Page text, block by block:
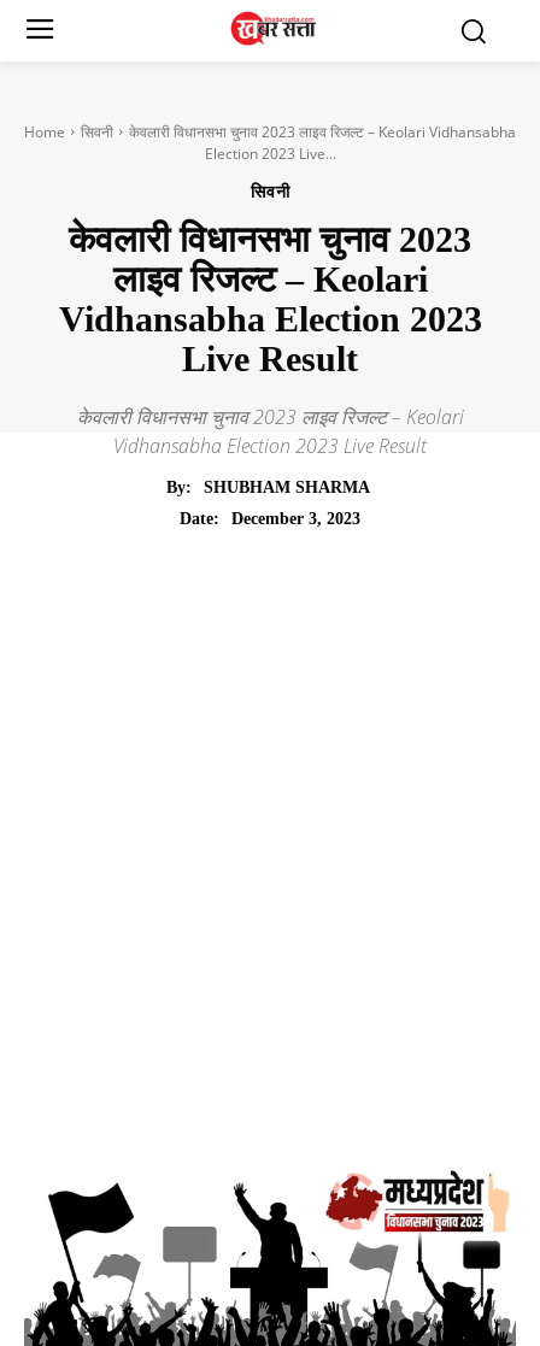
Home सिवनी
केवलारी विधानसभा चुनाव 2023 लाइव रिजल्ट – Keolari Vidhansabha
Election 2023 Live...
सिवनी
केवलारी विधानसभा चुनाव 2023
लाइव रिजल्ट – Keolari
Vidhansabha Election 2023
Live Result
केवलारी विधानसभा चुनाव 2023 लाइव रिजल्ट – Keolari
Vidhansabha Election 2023 Live Result
By:
SHUBHAM SHARMA
Date:
December 3, 2023